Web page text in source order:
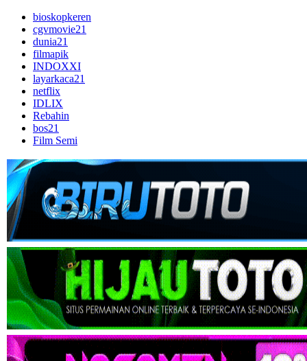
bioskopkeren
cgvmovie21
dunia21
filmapik
INDOXXI
layarkaca21
netflix
IDLIX
Rebahin
bos21
Film Semi